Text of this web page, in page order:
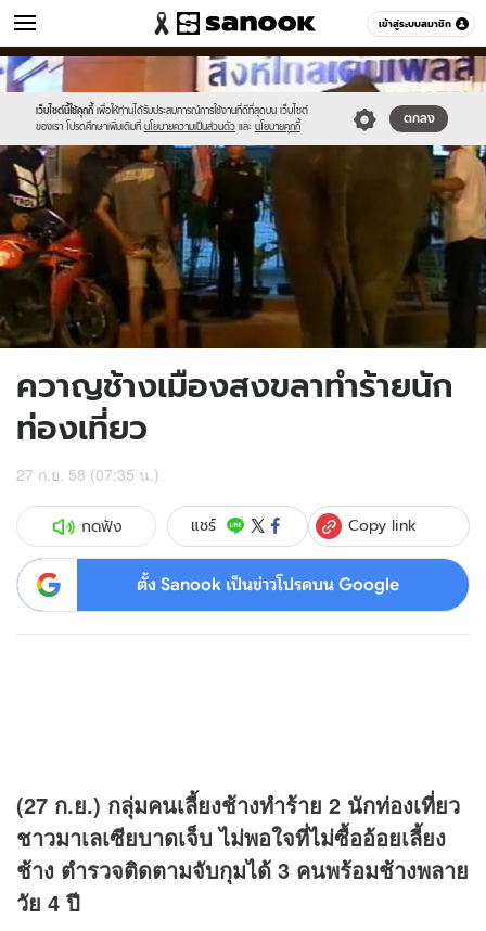
เข้าสู่ระบบสมาชิก
ข่าว หมวดอื่นๆ
เว็บไซต์นี้ใช้คุกกี้ เพื่อให้ท่านได้รับประสบการณ์การใช้งานที่ดีที่สุดบน เว็บไซต์
ของเรา โปรดศึกษาเพิ่มเติมที่ นโยบายความเป็นส่วนตัว และ นโยบายคุกกี้
ตกลง
Sanook
//s.isanook.com/sr/0/images/logo-
new-
sanook.png
600
60
//s.isanook.com/ns/0/ud/374/1872438/dfdgghjk.jpg
ควาญช้างเมืองสงขลาทำร้ายนัก
ท่องเที่ยว
27 ก.ย. 58 (07:35 น.)
กดฟัง แชร์ Copy link
ตั้ง Sanook เป็นข่าวโปรดบน Google
(27 ก.ย.) กลุ่มคนเลี้ยงช้างทำร้าย 2 นักท่องเที่ยว
ชาวมาเลเซียบาดเจ็บ ไม่พอใจที่ไม่ซื้ออ้อยเลี้ยง
ช้าง ตำรวจติดตามจับกุมได้ 3 คนพร้อมช้างพลาย
วัย 4 ปี